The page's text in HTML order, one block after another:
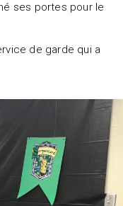
ses portes pour le
de garde qui a